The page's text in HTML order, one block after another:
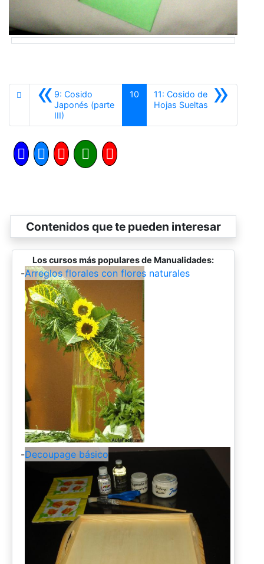
«9: Cosido
Japonés (parte
III)
10 »
11: Cosido de
Hojas SueltasSiguiente
Contenidos que te pueden interesar
Los cursos más populares de Manualidades:
-Arreglos florales con flores naturales
-Decoupage básico